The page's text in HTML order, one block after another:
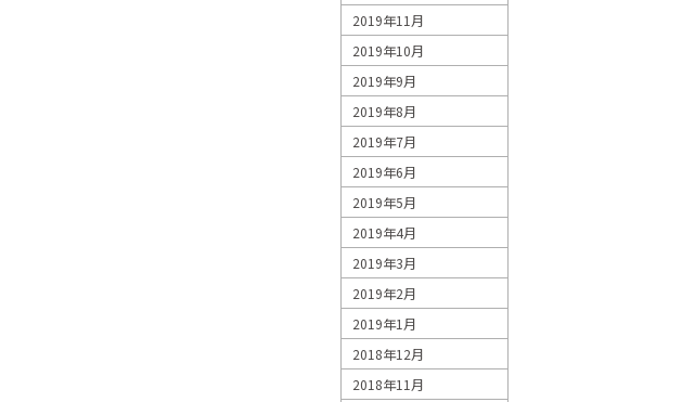
2019年11月
2019年10月
2019年9月
2019年8月
2019年7月
2019年6月
2019年5月
2019年4月
2019年3月
2019年2月
2019年1月
2018年12月
2018年11月